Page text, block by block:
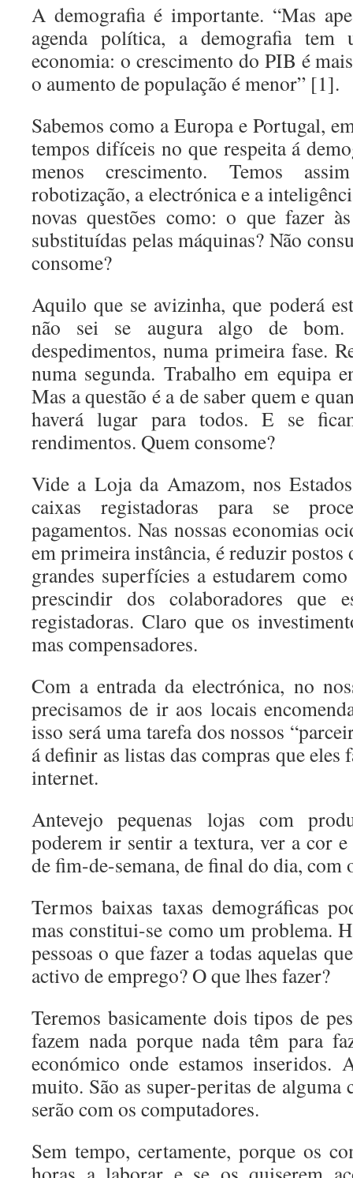
A demografia é importante. “Mas
agenda política, a demografia
economia: o crescimento do PIB é
o aumento de população é menor” [1].
Sabemos como a Europa e Portugal,
tempos difíceis no que respeita á
menos crescimento. Temos
robotização, a electrónica e a
novas questões como: o que fazer
substituídas pelas máquinas? Não
consome?
Aquilo que se avizinha, que poderá
não sei se augura algo de bom.
despedimentos, numa primeira fase.
numa segunda. Trabalho em equipa
Mas a questão é a de saber quem e
haverá lugar para todos. E se
rendimentos. Quem consome?
Vide a Loja da Amazom, nos
caixas registadoras para se
pagamentos. Nas nossas economias
em primeira instância, é reduzir postos
grandes superfícies a estudarem
prescindir dos colaboradores que
registadoras. Claro que os
mas compensadores.
Com a entrada da electrónica, no
precisamos de ir aos locais
isso será uma tarefa dos nossos
á definir as listas das compras que eles
internet.
Antevejo pequenas lojas com
poderem ir sentir a textura, ver a cor
de fim-de-semana, de final do dia, com
Termos baixas taxas demográficas
mas constitui-se como um problema.
pessoas o que fazer a todas aquelas
activo de emprego? O que lhes fazer?
Teremos basicamente dois tipos de
fazem nada porque nada têm para
económico onde estamos inseridos.
muito. São as super-peritas de alguma
serão com os computadores.
Sem tempo, certamente, porque os